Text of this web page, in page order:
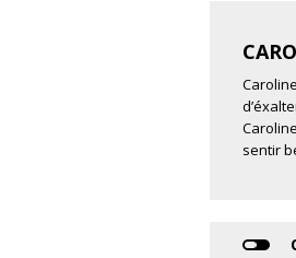
sentir